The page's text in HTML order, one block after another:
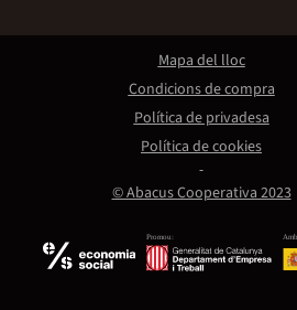
Promou:
© Abacus Cooperativa 2023
Mapa del lloc
Condicions de compra
Política de privadesa
Política de cookies